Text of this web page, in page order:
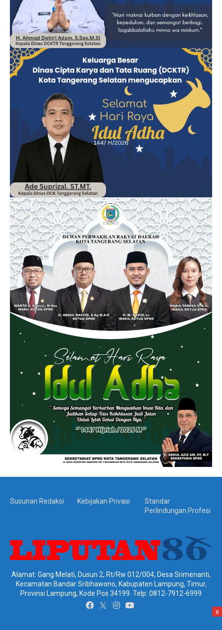
Susunan Redaksi Kebijakan Privasi
Standar
Perlindungan Profesi
Alamat: Gang Melati, Dusun 2, Rt/Rw 012/004, Desa Srimenanti,
Kecamatan Bandar Sribhawono, Kabupaten Lampung, Timur,
Provinsi Lampung, Kode Pos 34199. Telp: 0812-7912-6999
x